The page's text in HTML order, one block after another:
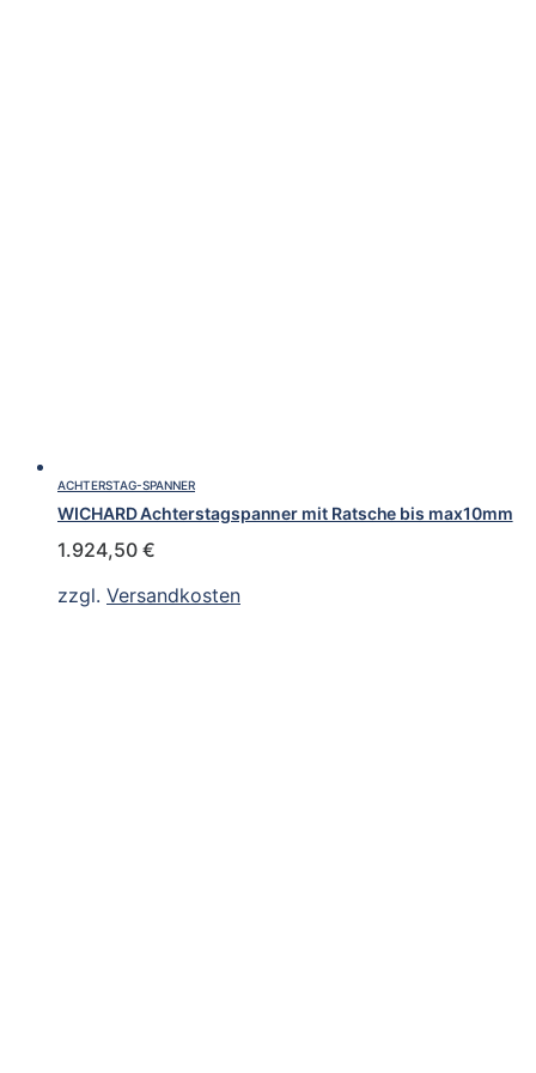
ACHTERSTAG-SPANNER
WICHARD Achterstagspanner mit Ratsche bis max10mm
1.924,50 €
zzgl. Versandkosten